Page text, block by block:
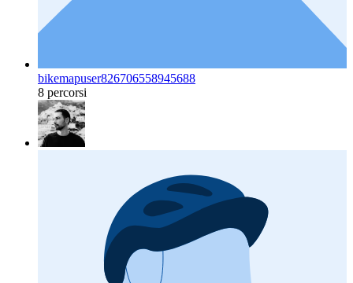
bikemapuser826706558945688
8 percorsi